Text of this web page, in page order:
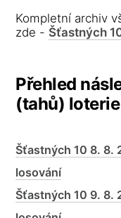
Kompletní archiv
zde - Šťastných
Přehled
(tahů) loterie
Šťastných 10 8. 8.
losování
Šťastných 10 9. 8.